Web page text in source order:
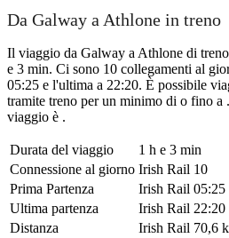
Da Galway a Athlone in treno
Il viaggio da Galway a Athlone di
e 3 min. Ci sono 10 collegamenti al
05:25 e l'ultima a 22:20. È possibile
tramite treno per un minimo di o fino a
viaggio è .
Durata del viaggio
1 h e 3 min
Connessione al giorno Irish Rail 10
Prima Partenza
Irish Rail 05:25
Ultima partenza
Irish Rail 22:20
Distanza
Irish Rail 70,6